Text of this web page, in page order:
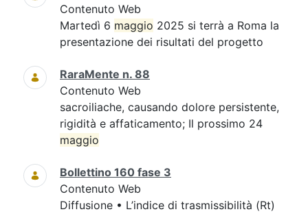
Contenuto Web
Martedì 6 maggio 2025 si terrà a Roma la
presentazione dei risultati del progetto
RaraMente n. 88
Contenuto Web
sacroiliache, causando dolore persistente,
rigidità e affaticamento; Il prossimo 24
maggio
Bollettino 160 fase 3
Contenuto Web
Diffusione • L’indice di trasmissibilità (Rt)